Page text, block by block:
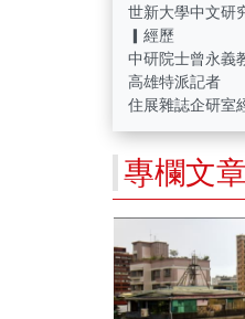
世新大學中文研
▎經歷
中研院士曾永義
高雄特派記者
住展雜誌企研室
專欄文章